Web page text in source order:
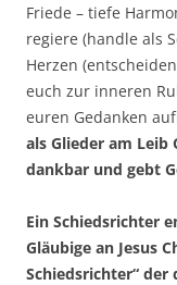
Friede – tiefe
regiere (handle als
Herzen
euch zur inneren
euren Gedanken
als Glieder am Leib
dankbar und gebt
Ein Schiedsrichter
Gläubige an Jesus
Schiedsrichter“